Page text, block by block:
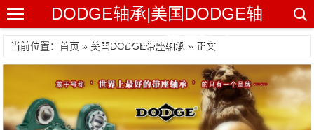
DODGE轴承|美国DODGE轴
承|DODGE带座轴承
当前位置：首页 » 美国DODGE带座轴承 » 正文